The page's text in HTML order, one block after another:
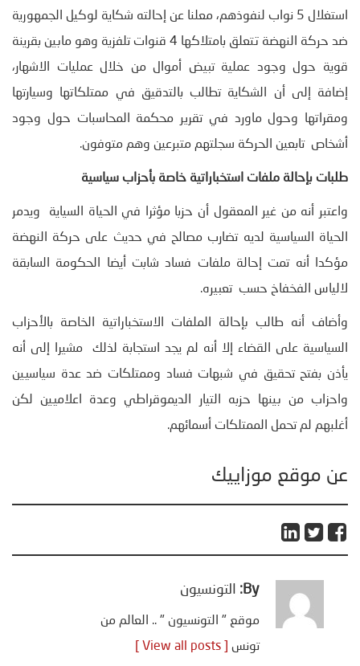
استغلال 5 نواب لنفوذهم، معلنا عن إحالته شكاية لوكيل الجمهورية
ضد حركة النهضة تتعلق بامتلاكها 4 قنوات تلفزية وهو مابين بقرينة
قوية حول وجود عملية تبيض أموال من خلال عمليات الاشهار،
إضافة إلى أن الشكاية تطالب بالتدقيق في ممتلكاتها وسيارتها
ومقراتها وحول ماورد في تقرير محكمة المحاسبات حول وجود
أشخاص تابعين الحركة سجلتهم متبرعين وهم متوفون.
طلبات بإحالة ملفات استخباراتية خاصة بأحزاب سياسية
واعتبر أنه من غير المعقول أن حزبا مؤثرا في الحياة السياية ويدمر
الحياة السياسية لديه تضارب مصالح في حديث على حركة النهضة
مؤكدا أنه تمت إحالة ملفات فساد شابت أيضا الحكومة السابقة
لالياس الفخفاخ حسب تعبيره.
وأضاف أنه طالب بإحالة الملفات الاستخباراتية الخاصة بالأحزاب
السياسية على القضاء إلا أنه لم يجد استجابة لذلك مشيرا إلى أنه
يأذن بفتح تحقيق في شبهات فساد وممتلكات ضد عدة سياسيين
واحزاب من بينها حزبه التيار الديموقراطي وعدة اعلاميين لكن
أغلبهم لم تحمل الممتلكات أسمائهم.
عن موقع موزاييك
By: التونسيون
موقع " التونسيون " .. العالم من
تونس